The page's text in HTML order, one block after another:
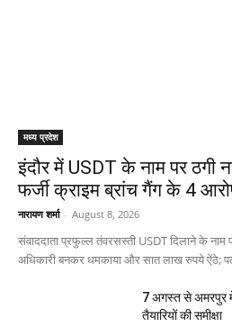
मध्य प्रदेश
इंदौर में USDT के नाम पर ठगी
फर्जी क्राइम ब्रांच गैंग के 4
नारायण शर्मा - August 8, 2026
संवाददाता प्रफुल्ल तंवरसस्ती USDT दिलाने के नाम
अधिकारी बनकर धमकाया और सात लाख रुपये ऐंठे;
7 अगस्त से अमरपुर
तैयारियों की समीक्षा